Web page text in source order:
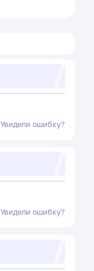
Увидели ошибку?
Увидели ошибку?